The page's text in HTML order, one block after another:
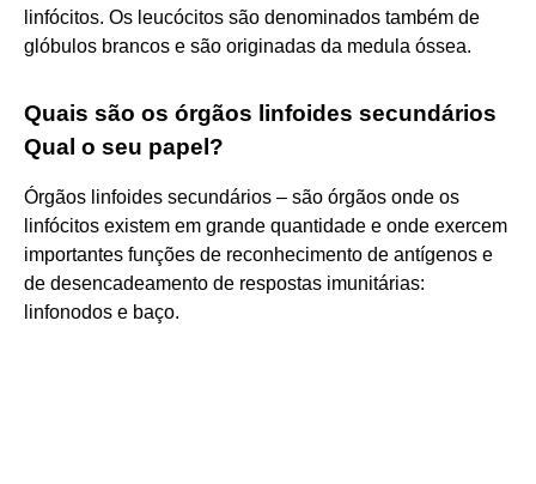
linfócitos. Os leucócitos são denominados também de
glóbulos brancos e são originadas da medula óssea.
Quais são os órgãos linfoides secundários
Qual o seu papel?
Órgãos linfoides secundários – são órgãos onde os
linfócitos existem em grande quantidade e onde exercem
importantes funções de reconhecimento de antígenos e
de desencadeamento de respostas imunitárias:
linfonodos e baço.